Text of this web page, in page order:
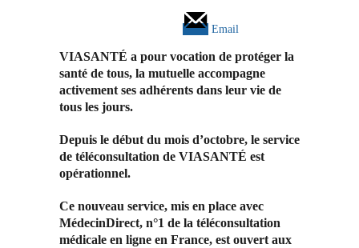
Email
VIASANTÉ a pour vocation de protéger la
santé de tous, la mutuelle accompagne
activement ses adhérents dans leur vie de
tous les jours.
Depuis le début du mois d’octobre, le service
de téléconsultation de VIASANTÉ est
opérationnel.
Ce nouveau service, mis en place avec
MédecinDirect, n°1 de la téléconsultation
médicale en ligne en France, est ouvert aux